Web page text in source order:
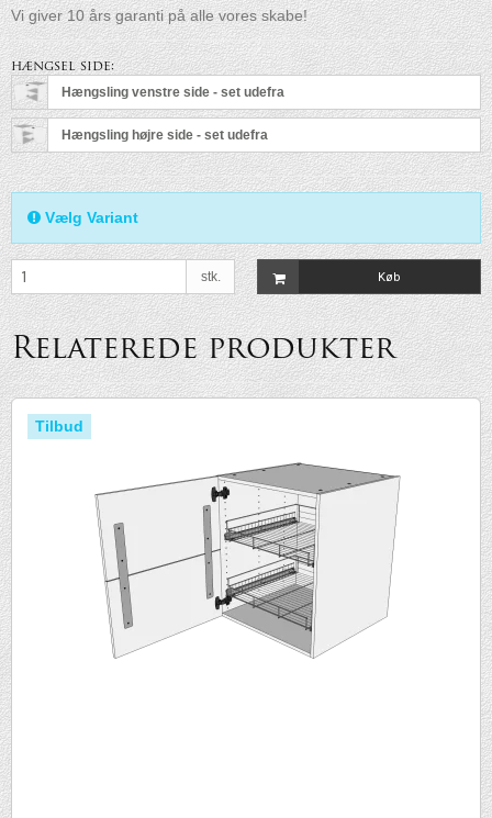
Vi giver 10 års garanti på alle vores skabe!
hængsel side:
Hængsling venstre side - set udefra
Hængsling højre side - set udefra
Vælg Variant
stk. Køb
Relaterede produkter
Tilbud